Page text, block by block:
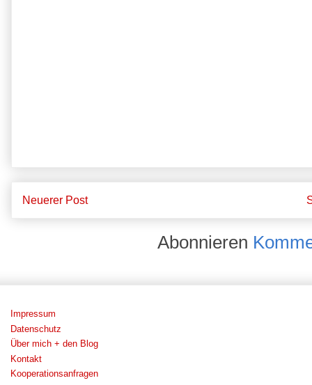
Neuerer Post
Abonnieren
Impressum
Datenschutz
Über mich + den Blog
Kontakt
Kooperationsanfragen